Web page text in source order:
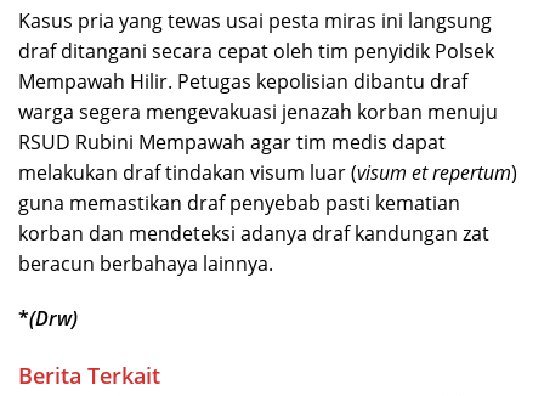
Kasus pria yang tewas usai pesta miras ini langsung
draf ditangani secara cepat oleh tim penyidik Polsek
Mempawah Hilir. Petugas kepolisian dibantu draf
warga segera mengevakuasi jenazah korban menuju
RSUD Rubini Mempawah agar tim medis dapat
melakukan draf tindakan visum luar (visum et repertum)
guna memastikan draf penyebab pasti kematian
korban dan mendeteksi adanya draf kandungan zat
beracun berbahaya lainnya.
*(Drw)
Berita Terkait